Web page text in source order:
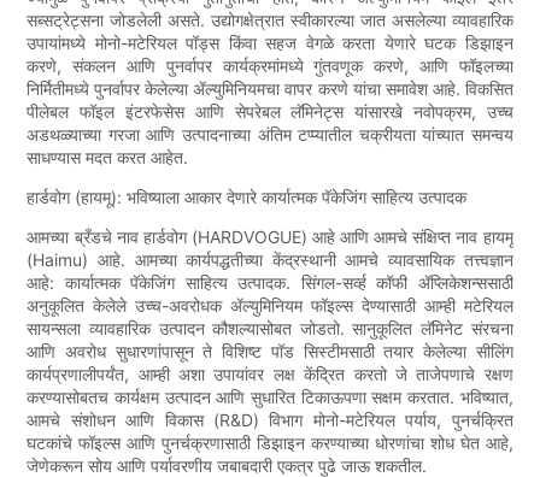
सब्सट्रेट्सना जोडलेली असते. उद्योगक्षेत्रात स्वीकारल्या जात असलेल्या व्यावहारिक
उपायांमध्ये मोनो-मटेरियल पॉड्स किंवा सहज वेगळे करता येणारे घटक डिझाइन
करणे, संकलन आणि पुनर्वापर कार्यक्रमांमध्ये गुंतवणूक करणे, आणि फॉइलच्या
निर्मितीमध्ये पुनर्वापर केलेल्या ॲल्युमिनियमचा वापर करणे यांचा समावेश आहे. विकसित
पीलेबल फॉइल इंटरफेसेस आणि सेपरेबल लॅमिनेट्स यांसारखे नवोपक्रम, उच्च
अडथळ्याच्या गरजा आणि उत्पादनाच्या अंतिम टप्प्यातील चक्रीयता यांच्यात समन्वय
साधण्यास मदत करत आहेत.
हार्डवोग (हायमू): भविष्याला आकार देणारे कार्यात्मक पॅकेजिंग साहित्य उत्पादक
आमच्या ब्रँडचे नाव हार्डवोग (HARDVOGUE) आहे आणि आमचे संक्षिप्त नाव हायमू
(Haimu) आहे. आमच्या कार्यपद्धतीच्या केंद्रस्थानी आमचे व्यावसायिक तत्त्वज्ञान
आहे: कार्यात्मक पॅकेजिंग साहित्य उत्पादक. सिंगल-सर्व्ह कॉफी ॲप्लिकेशन्ससाठी
अनुकूलित केलेले उच्च-अवरोधक ॲल्युमिनियम फॉइल्स देण्यासाठी आम्ही मटेरियल
सायन्सला व्यावहारिक उत्पादन कौशल्यासोबत जोडतो. सानुकूलित लॅमिनेट संरचना
आणि अवरोध सुधारणांपासून ते विशिष्ट पॉड सिस्टीमसाठी तयार केलेल्या सीलिंग
कार्यप्रणालीपर्यंत, आम्ही अशा उपायांवर लक्ष केंद्रित करतो जे ताजेपणाचे रक्षण
करण्यासोबतच कार्यक्षम उत्पादन आणि सुधारित टिकाऊपणा सक्षम करतात. भविष्यात,
आमचे संशोधन आणि विकास (R&D) विभाग मोनो-मटेरियल पर्याय, पुनर्चक्रित
घटकांचे फॉइल्स आणि पुनर्चक्रणासाठी डिझाइन करण्याच्या धोरणांचा शोध घेत आहे,
जेणेकरून सोय आणि पर्यावरणीय जबाबदारी एकत्र पुढे जाऊ शकतील.